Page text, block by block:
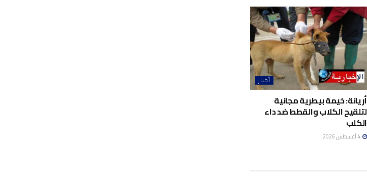
أخبار
أريانة: خيمة بيطرية مجانية
لتلقيح الكلاب والقطط ضد داء
الكلب